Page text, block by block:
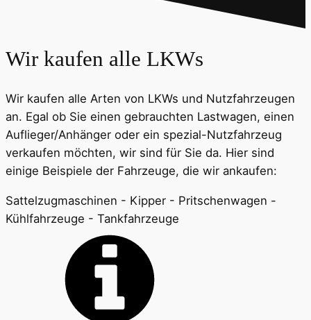
Wir kaufen alle LKWs
Wir kaufen alle Arten von LKWs und Nutzfahrzeugen
an. Egal ob Sie einen gebrauchten Lastwagen, einen
Auflieger/Anhänger oder ein spezial-Nutzfahrzeug
verkaufen möchten, wir sind für Sie da. Hier sind
einige Beispiele der Fahrzeuge, die wir ankaufen:
Sattelzugmaschinen - Kipper - Pritschenwagen -
Kühlfahrzeuge - Tankfahrzeuge